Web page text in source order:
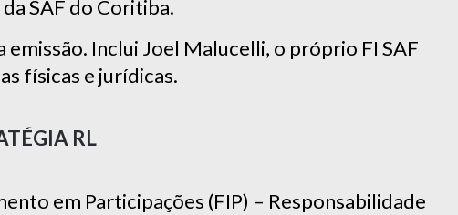
SAF do Coritiba.
emissão. Inclui Joel Malucelli, o próprio FI SAF
físicas e jurídicas.
RL
em Participações (FIP) – Responsabilidade